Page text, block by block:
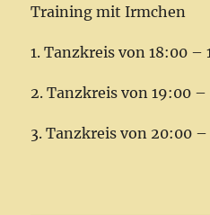
Training mit Irmchen
1. Tanzkreis von 18:00 –
2. Tanzkreis von 19:00
3. Tanzkreis von 20:00